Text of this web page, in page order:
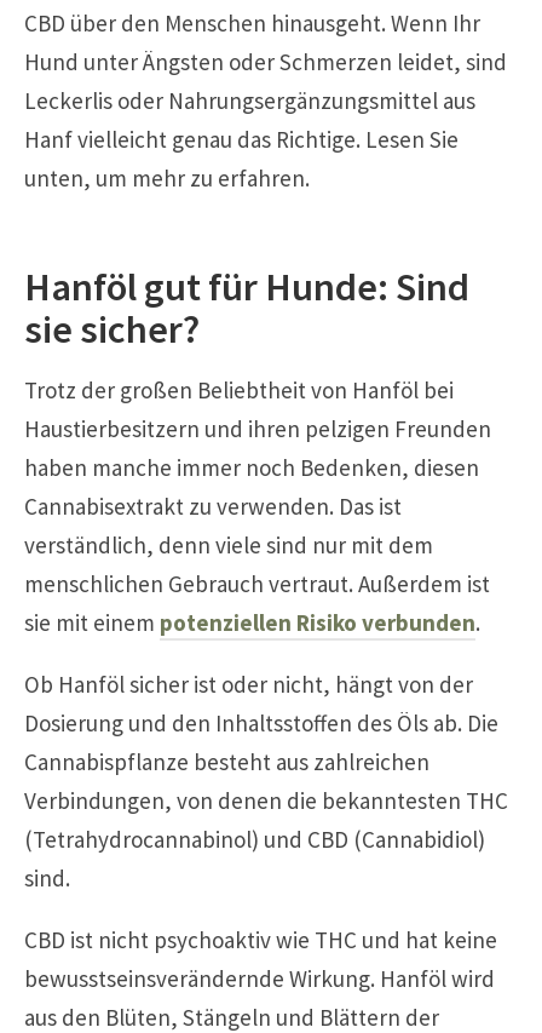
CBD über den Menschen hinausgeht. Wenn Ihr
Hund unter Ängsten oder Schmerzen leidet, sind
Leckerlis oder Nahrungsergänzungsmittel aus
Hanf vielleicht genau das Richtige. Lesen Sie
unten, um mehr zu erfahren.
Hanföl gut für Hunde: Sind
sie sicher?
Trotz der großen Beliebtheit von Hanföl bei
Haustierbesitzern und ihren pelzigen Freunden
haben manche immer noch Bedenken, diesen
Cannabisextrakt zu verwenden. Das ist
verständlich, denn viele sind nur mit dem
menschlichen Gebrauch vertraut. Außerdem ist
sie mit einem potenziellen Risiko verbunden.
Ob Hanföl sicher ist oder nicht, hängt von der
Dosierung und den Inhaltsstoffen des Öls ab. Die
Cannabispflanze besteht aus zahlreichen
Verbindungen, von denen die bekanntesten THC
(Tetrahydrocannabinol) und CBD (Cannabidiol)
sind.
CBD ist nicht psychoaktiv wie THC und hat keine
bewusstseinsverändernde Wirkung. Hanföl wird
aus den Blüten, Stängeln und Blättern der